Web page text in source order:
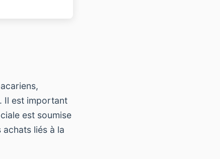
. Il est important
est soumise
liés à la